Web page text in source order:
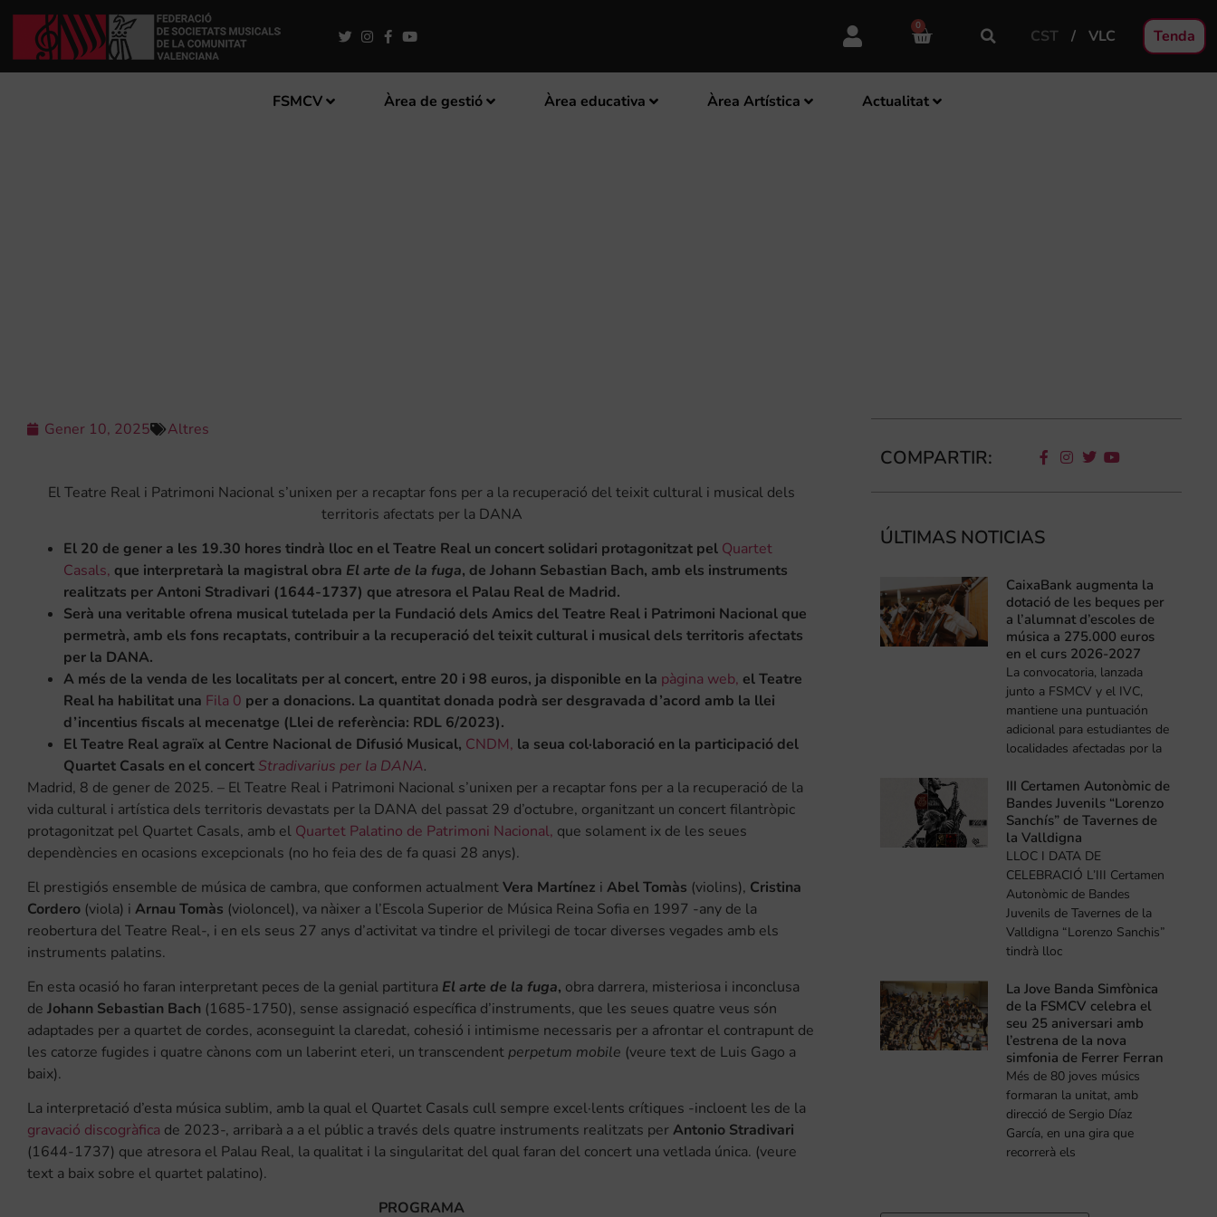
0
CST VLC Tenda
FSMCV Àrea de gestió Àrea educativa Àrea Artística Actualitat
Gener 10, 2025 Altres
El Teatre Real i Patrimoni Nacional s’unixen per a recaptar fons per a la recuperació del teixit cultural i musical dels
territoris afectats per la DANA
El 20 de gener a les 19.30 hores tindrà lloc en el Teatre Real un concert solidari protagonitzat pel Quartet
Casals, que interpretarà la magistral obra El arte de la fuga, de Johann Sebastian Bach, amb els instruments
realitzats per Antoni Stradivari (1644-1737) que atresora el Palau Real de Madrid.
Serà una veritable ofrena musical tutelada per la Fundació dels Amics del Teatre Real i Patrimoni Nacional que
permetrà, amb els fons recaptats, contribuir a la recuperació del teixit cultural i musical dels territoris afectats
per la DANA.
A més de la venda de les localitats per al concert, entre 20 i 98 euros, ja disponible en la pàgina web, el Teatre
Real ha habilitat una Fila 0 per a donacions. La quantitat donada podrà ser desgravada d’acord amb la llei
d’incentius fiscals al mecenatge (Llei de referència: RDL 6/2023).
El Teatre Real agraïx al Centre Nacional de Difusió Musical, CNDM, la seua col·laboració en la participació del
Quartet Casals en el concertStradivarius per la DANA.
Madrid, 8 de gener de 2025. – El Teatre Real i Patrimoni Nacional s’unixen per a recaptar fons per a la recuperació de la
vida cultural i artística dels territoris devastats per la DANA del passat 29 d’octubre, organitzant un concert filantròpic
protagonitzat pel Quartet Casals, amb el Quartet Palatino de Patrimoni Nacional, que solament ix de les seues
dependències en ocasions excepcionals (no ho feia des de fa quasi 28 anys).
El prestigiós ensemble de música de cambra, que conformen actualmentVera Martínez i Abel Tomàs (violins), Cristina
Cordero (viola) i Arnau Tomàs (violoncel), va nàixer a l’Escola Superior de Música Reina Sofia en 1997 -any de la
reobertura del Teatre Real-, i en els seus 27 anys d’activitat va tindre el privilegi de tocar diverses vegades amb els
instruments palatins.
En esta ocasió ho faran interpretant peces de la genial partitura El arte de la fuga, obra darrera, misteriosa i inconclusa
de Johann Sebastian Bach (1685-1750), sense assignació específica d’instruments, que les seues quatre veus són
adaptades per a quartet de cordes, aconseguint la claredat, cohesió i intimisme necessaris per a afrontar el contrapunt de
les catorze fugides i quatre cànons com un laberint eteri, un transcendentperpetum mobile (veure text de Luis Gago a
baix).
La interpretació d’esta música sublim, amb la qual el Quartet Casals cull sempre excel·lents crítiques -incloent les de la
gravació discogràfica de 2023-, arribarà a a el públic a través dels quatre instruments realitzats perAntonio Stradivari
(1644-1737) que atresora el Palau Real, la qualitat i la singularitat del qual faran del concert una vetlada única. (veure
text a baix sobre el quartet palatino).
PROGRAMA
COMPARTIR:
ÚLTIMAS NOTICIAS
CaixaBank augmenta la
dotació de les beques per
a l’alumnat d’escoles de
música a 275.000 euros
en el curs 2026-2027
La convocatoria, lanzada
junto a FSMCV y el IVC,
mantiene una puntuación
adicional para estudiantes de
localidades afectadas por la
III Certamen Autonòmic de
Bandes Juvenils “Lorenzo
Sanchís” de Tavernes de
la Valldigna
LLOC I DATA DE
CELEBRACIÓ L’III Certamen
Autonòmic de Bandes
Juvenils de Tavernes de la
Valldigna “Lorenzo Sanchis”
tindrà lloc
La Jove Banda Simfònica
de la FSMCV celebra el
seu 25 aniversari amb
l’estrena de la nova
simfonia de Ferrer Ferran
Més de 80 joves músics
formaran la unitat, amb
direcció de Sergio Díaz
García, en una gira que
recorrerà els